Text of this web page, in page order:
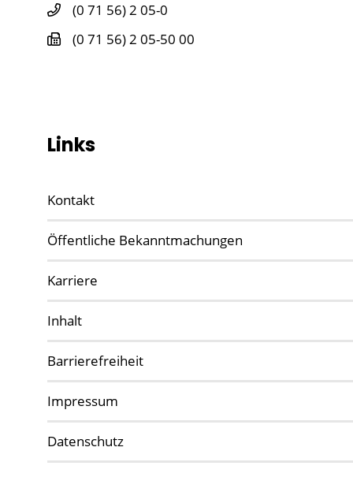
(0 71 56) 2 05-0
(0 71 56) 2 05-50 00
Links
Kontakt
Öffentliche Bekanntmachungen
Karriere
Inhalt
Barrierefreiheit
Impressum
Datenschutz